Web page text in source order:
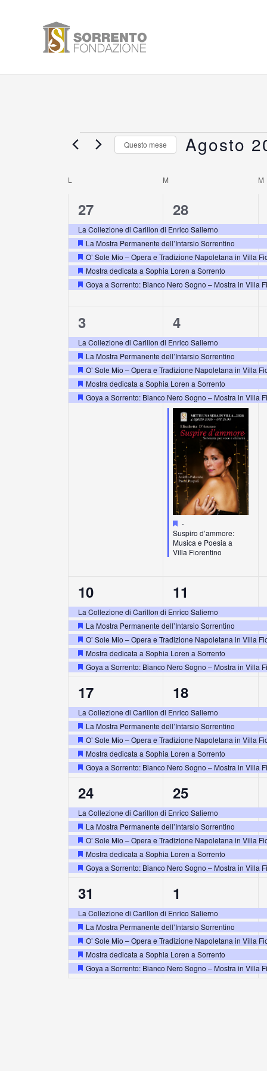
Eventi
Questo mese Agosto
Calendario
di
Eventi
L M M
5
eventi,
27
La Collezione di Carillon di Enrico Salierno
Segnalati
La Mostra Permanente dell’Intarsio Sorrentino
Segnalati
O’ Sole Mio – Opera e Tradizione Napoletana in Villa
Segnalati
Mostra dedicata a Sophia Loren a Sorrento
Segnalati
Goya a Sorrento: Bianco Nero Sogno – Mostra in Villa
5
eventi,
28
5
eventi,
3
La Collezione di Carillon di Enrico Salierno
Segnalati
La Mostra Permanente dell’Intarsio Sorrentino
Segnalati
O’ Sole Mio – Opera e Tradizione Napoletana in Villa
Segnalati
Mostra dedicata a Sophia Loren a Sorrento
Segnalati
Goya a Sorrento: Bianco Nero Sogno – Mostra in Villa
6
eventi,
4
-
Suspiro d’ammore:
Musica e Poesia a
Villa Fiorentino
5
eventi,
10
La Collezione di Carillon di Enrico Salierno
Segnalati
La Mostra Permanente dell’Intarsio Sorrentino
Segnalati
O’ Sole Mio – Opera e Tradizione Napoletana in Villa
Segnalati
Mostra dedicata a Sophia Loren a Sorrento
Segnalati
Goya a Sorrento: Bianco Nero Sogno – Mostra in Villa
5
eventi,
11
5
eventi,
17
La Collezione di Carillon di Enrico Salierno
Segnalati
La Mostra Permanente dell’Intarsio Sorrentino
Segnalati
O’ Sole Mio – Opera e Tradizione Napoletana in Villa
Segnalati
Mostra dedicata a Sophia Loren a Sorrento
Segnalati
Goya a Sorrento: Bianco Nero Sogno – Mostra in Villa
5
eventi,
18
5
eventi,
24
La Collezione di Carillon di Enrico Salierno
Segnalati
La Mostra Permanente dell’Intarsio Sorrentino
Segnalati
O’ Sole Mio – Opera e Tradizione Napoletana in Villa
Segnalati
Mostra dedicata a Sophia Loren a Sorrento
Segnalati
Goya a Sorrento: Bianco Nero Sogno – Mostra in Villa
5
eventi,
25
5
eventi,
31
La Collezione di Carillon di Enrico Salierno
Segnalati
La Mostra Permanente dell’Intarsio Sorrentino
Segnalati
O’ Sole Mio – Opera e Tradizione Napoletana in Villa
Segnalati
Mostra dedicata a Sophia Loren a Sorrento
Segnalati
Goya a Sorrento: Bianco Nero Sogno – Mostra in Villa
5
eventi,
1